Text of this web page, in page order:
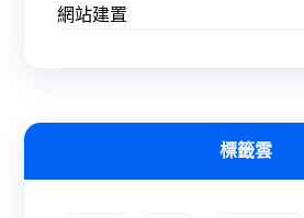
網站建置
標籤雲